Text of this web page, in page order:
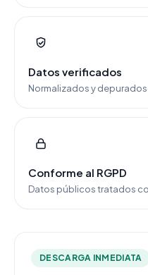
Datos verificados
Normalizados y
Conforme al RGPD
Datos públicos tratados
DESCARGA INMEDIATA